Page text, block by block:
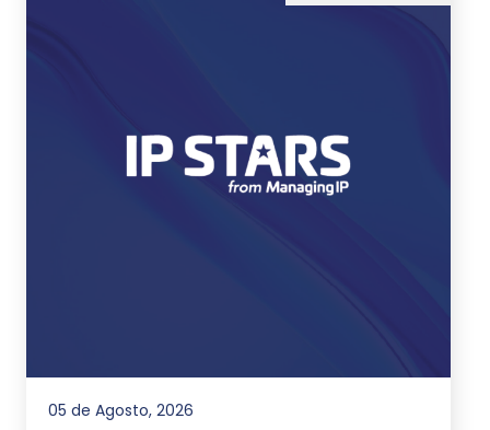
05 de Agosto, 2026